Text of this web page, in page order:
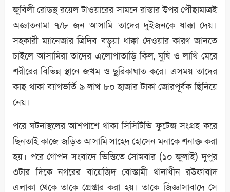
জুবিলী রোডস্থ রয়েল টাওয়ারের সামনে রাস্তার উপর পৌঁছামাত্রই
অজ্ঞাতনামা ৭/৮ জন আসামি তাদের দুইজনকে ধাক্কা দেয়।
সহকারী ম্যানেজার ত্রিদিব বড়ুয়া ধাক্কা দেওয়ার কারণ জানতে
চাইলে আসামিরা তাদের এলোপাতাড়ি কিল, ঘুষি ও লাথি মেরে
শরীরের বিভিন্ন স্থানে জখম ও ছুরিকাঘাত করে। এসময় তাদের
কাছ থাকা ব্যাগভর্তি ৯ লাখ ৮০ হাজার টাকা জোরপূর্বক ছিনিয়ে
নেয়।
পরে ঘটনাস্থলের আশপাশে থাকা সিসিটিভি ফুটেজ সংগ্রহ করে
ছিনতাই কাজে জড়িত আসামি সাহেদ হোসেন মনাকে শনাক্ত করা
হয়। পরে গোপন সংবাদে ভিত্তিতে সোমবার (১০ জুলাই) দুপুর
৩টার দিকে নগরের বায়েজিদ বোস্তামী থানাধীন রউফাবাদ
এলাকা থেকে তাকে গ্রেপ্তার করা হয়। তাকে জিজ্ঞাসাবাদে সে